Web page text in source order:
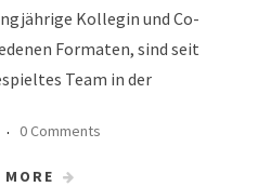
Kollegin und Co-
Formaten, sind seit
Team in der
0 Comments
MORE